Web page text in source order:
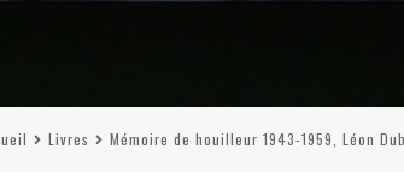
Livres Mémoire de houilleur 1943-1959, Léon